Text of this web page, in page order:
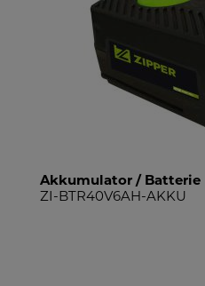
Akkumulator / Batterie
ZI-BTR40V6AH-AKKU